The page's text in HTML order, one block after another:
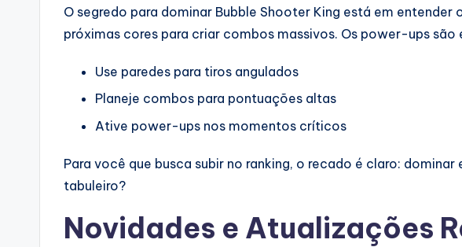
O segredo para dominar Bubble Shooter King está em entender
próximas cores para criar combos massivos. Os power-ups
Use paredes para tiros angulados
Planeje combos para pontuações altas
Ative power-ups nos momentos críticos
Para você que busca subir no ranking, o recado é claro:
tabuleiro?
Novidades e Atualizações